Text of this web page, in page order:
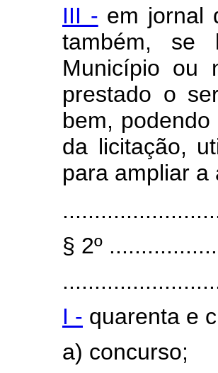
III - em jornal
também, se
Município ou
prestado o
bem,
da licitação,
para ampliar a
§ 2º
I - quarenta e
a) concurso;